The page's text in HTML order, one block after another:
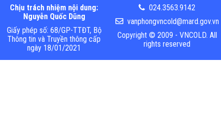
Chịu trách nhiệm nội dung:
Nguyễn Quốc Dũng
Giấy phép số: 68/GP-TTĐT, Bộ
Thông tin và Truyền thông cấp
ngày 18/01/2021
024.3563.9142
vanphongvncold@mard.gov.vn
Copyright © 2009 - VNCOLD. All
rights reserved